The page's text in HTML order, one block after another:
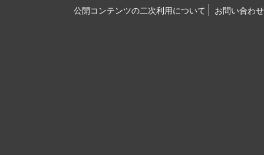
公開コンテンツの二次利用について
お問い合わせ